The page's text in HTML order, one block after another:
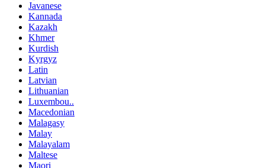
Javanese
Kannada
Kazakh
Khmer
Kurdish
Kyrgyz
Latin
Latvian
Lithuanian
Luxembou..
Macedonian
Malagasy
Malay
Malayalam
Maltese
Maori